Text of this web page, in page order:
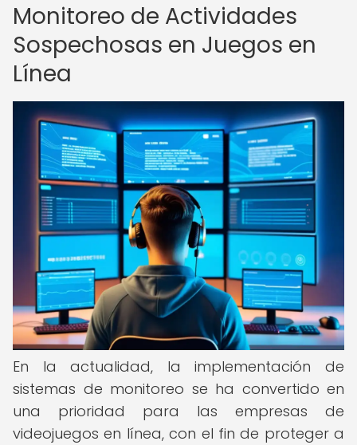
Monitoreo de Actividades
Sospechosas en Juegos en
Línea
En la actualidad, la implementación de
sistemas de monitoreo se ha convertido en
una prioridad para las empresas de
videojuegos en línea, con el fin de proteger a